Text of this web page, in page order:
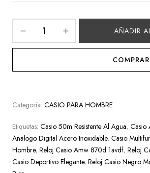
AÑADIR
COMPRAR
Categoría:CASIO PARA HOMBRE
Etiquetas:Casio 50m Resistente Al Agua,Casio
Analogo Digital Acero Inoxidable,Casio
Hombre,Reloj Casio Amw 870d 1avdf,Reloj
Casio Deportivo Elegante,Reloj Casio Negro